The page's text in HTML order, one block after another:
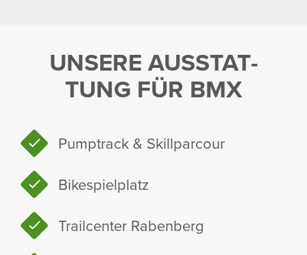
UNSERE AUSSTAT­
TUNG FÜR BMX
Pump­t­rack & Skill­par­cour
Bike­spiel­platz
Trailcenter Raben­berg